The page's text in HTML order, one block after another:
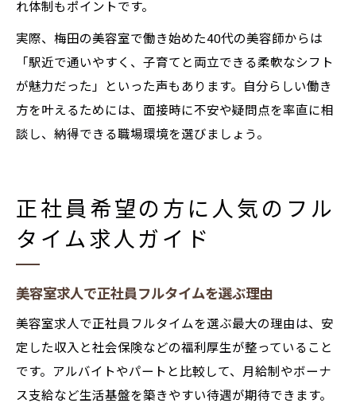
れ体制もポイントです。
実際、梅田の美容室で働き始めた40代の美容師からは
「駅近で通いやすく、子育てと両立できる柔軟なシフト
が魅力だった」といった声もあります。自分らしい働き
方を叶えるためには、面接時に不安や疑問点を率直に相
談し、納得できる職場環境を選びましょう。
正社員希望の方に人気のフル
タイム求人ガイド
美容室求人で正社員フルタイムを選ぶ理由
美容室求人で正社員フルタイムを選ぶ最大の理由は、安
定した収入と社会保険などの福利厚生が整っていること
です。アルバイトやパートと比較して、月給制やボーナ
ス支給など生活基盤を築きやすい待遇が期待できます。